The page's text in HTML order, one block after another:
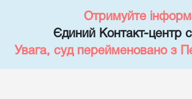
Отримуйте
Єдиний Контакт-центр
Увага, суд перейменовано з